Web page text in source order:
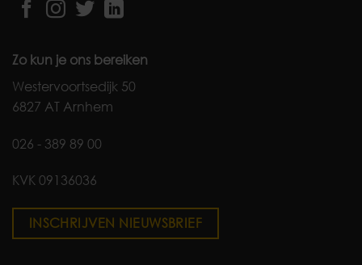
Zo kun je ons bereiken
Westervoortsedijk 50
6827 AT Arnhem
026 - 389 89 00
KVK 09136036
INSCHRIJVEN NIEUWSBRIEF